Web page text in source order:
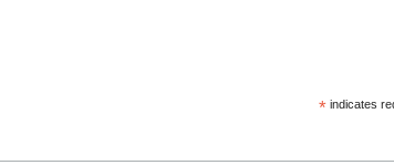
* indicates